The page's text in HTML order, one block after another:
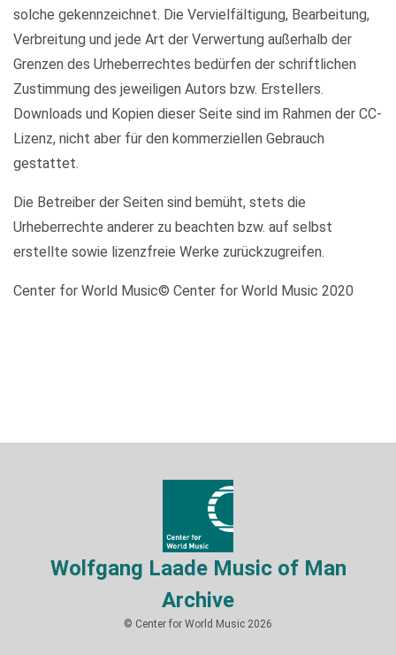
solche gekennzeichnet. Die Vervielfältigung, Bearbeitung,
Verbreitung und jede Art der Verwertung außerhalb der
Grenzen des Urheberrechtes bedürfen der schriftlichen
Zustimmung des jeweiligen Autors bzw. Erstellers.
Downloads und Kopien dieser Seite sind im Rahmen der CC-
Lizenz, nicht aber für den kommerziellen Gebrauch
gestattet.
Die Betreiber der Seiten sind bemüht, stets die
Urheberrechte anderer zu beachten bzw. auf selbst
erstellte sowie lizenzfreie Werke zurückzugreifen.
Center for World Music© Center for World Music 2020
Wolfgang Laade Music of Man
Archive
© Center for World Music 2026